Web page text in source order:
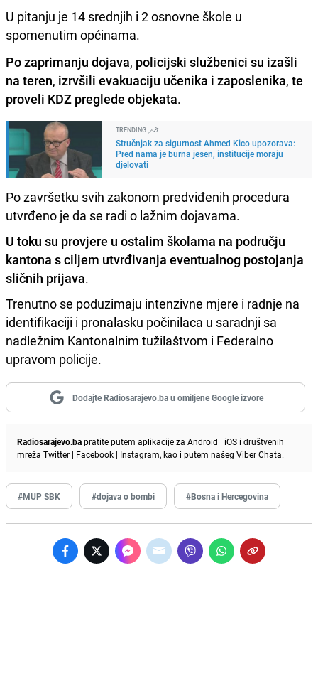
U pitanju je 14 srednjih i 2 osnovne škole u
spomenutim općinama.
Po zaprimanju dojava, policijski službenici su izašli
na teren, izrvšili evakuaciju učenika i zaposlenika, te
proveli KDZ preglede objekata.
TRENDING
Stručnjak za sigurnost Ahmed Kico upozorava:
Pred nama je burna jesen, institucije moraju
djelovati
Po završetku svih zakonom predviđenih procedura
utvrđeno je da se radi o lažnim dojavama.
U toku su provjere u ostalim školama na području
kantona s ciljem utvrđivanja eventualnog postojanja
sličnih prijava.
Trenutno se poduzimaju intenzivne mjere i radnje na
identifikaciji i pronalasku počinilaca u saradnji sa
nadležnim Kantonalnim tužilaštvom i Federalno
upravom policije.
Dodajte Radiosarajevo.ba u omiljene Google izvore
Radiosarajevo.bapratite putem aplikacije za Android | iOS i društvenih
mreža Twitter | Facebook | Instagram, kao i putem našeg ViberChata.
#MUP SBK #dojava o bombi #Bosna i Hercegovina